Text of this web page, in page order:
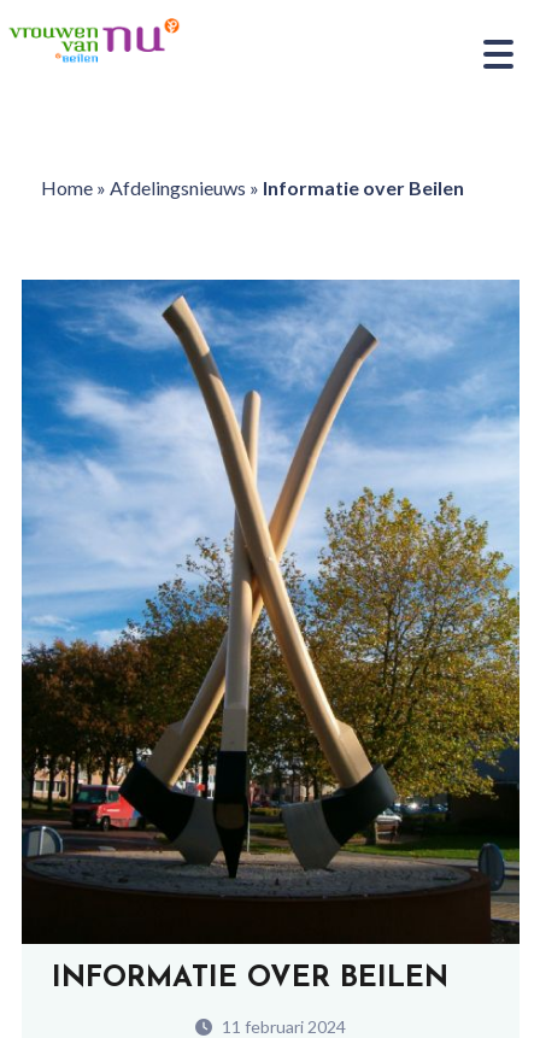
Home» Afdelingsnieuws » Informatie over Beilen
INFORMATIE OVER BEILEN
11 februari 2024